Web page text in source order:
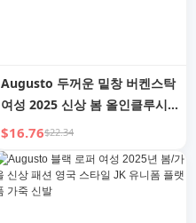
Augusto 두꺼운 밑창 버켄스탁
여성 2025 신상 봄 올인클루시
브 작은 키높이 단일 레이어 신
발 로퍼 가죽 신발
$16.76$22.34